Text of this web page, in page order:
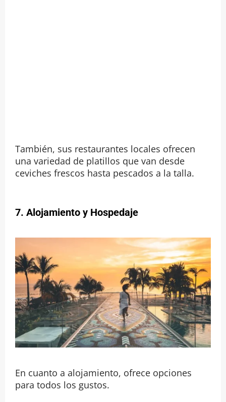
También, sus restaurantes locales ofrecen
una variedad de platillos que van desde
ceviches frescos hasta pescados a la talla.
7. Alojamiento y Hospedaje
En cuanto a alojamiento, ofrece opciones
para todos los gustos.